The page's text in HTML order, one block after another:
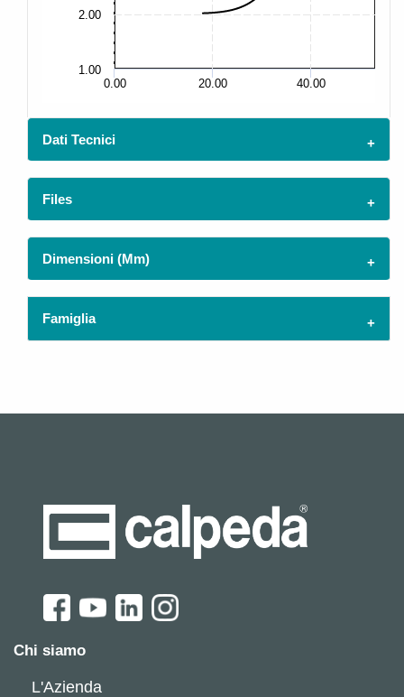
0.00 20.00 40.00
2.00
1.00
Dati Tecnici
Files
Dimensioni (mm)
Famiglia
Chi siamo
L'Azienda